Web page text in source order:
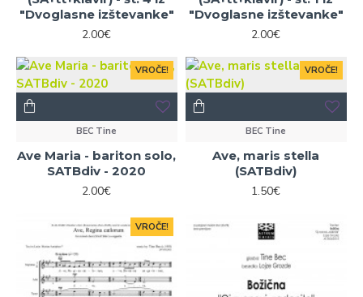
"Dvoglasne izštevanke"
2.00€
"Dvoglasne izštevanke"
2.00€
VROČE!
BEC Tine
Ave Maria - bariton solo,
SATBdiv - 2020
2.00€
VROČE!
BEC Tine
Ave, maris stella
(SATBdiv)
1.50€
VROČE!